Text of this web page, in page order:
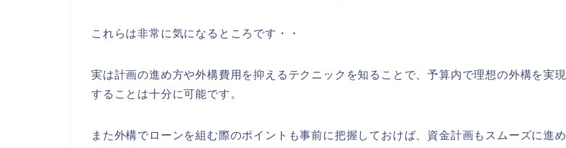
これらは非常に気になるところです・・
実は計画の進め方や外構費用を抑えるテクニックを知ることで、予算内で理想の外構を実現
することは十分に可能です。
また外構でローンを組む際のポイントも事前に把握しておけば、資金計画もスムーズに進め